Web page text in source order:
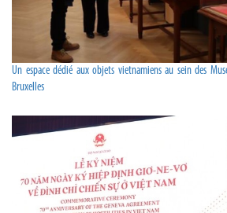
Un espace dédié aux objets vietnamiens au sein des
Bruxelles